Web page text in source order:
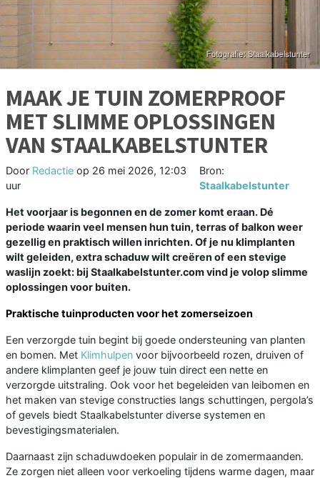
MAAK JE TUIN ZOMERPROOF
MET SLIMME OPLOSSINGEN
VAN STAALKABELSTUNTER
Door Redactie op 26 mei 2026, 12:03
uur
Bron:
Staalkabelstunter
Het voorjaar is begonnen en de zomer komt eraan. Dé
periode waarin veel mensen hun tuin, terras of balkon weer
gezellig en praktisch willen inrichten. Of je nu klimplanten
wilt geleiden, extra schaduw wilt creëren of een stevige
waslijn zoekt: bij Staalkabelstunter.com vind je volop slimme
oplossingen voor buiten.
Praktische tuinproducten voor het zomerseizoen
Een verzorgde tuin begint bij goede ondersteuning van planten
en bomen. Met Klimhulpen voor bijvoorbeeld rozen, druiven of
andere klimplanten geef je jouw tuin direct een nette en
verzorgde uitstraling. Ook voor het begeleiden van leibomen en
het maken van stevige constructies langs schuttingen, pergola’s
of gevels biedt Staalkabelstunter diverse systemen en
bevestigingsmaterialen.
Daarnaast zijn schaduwdoeken populair in de zomermaanden.
Ze zorgen niet alleen voor verkoeling tijdens warme dagen, maar